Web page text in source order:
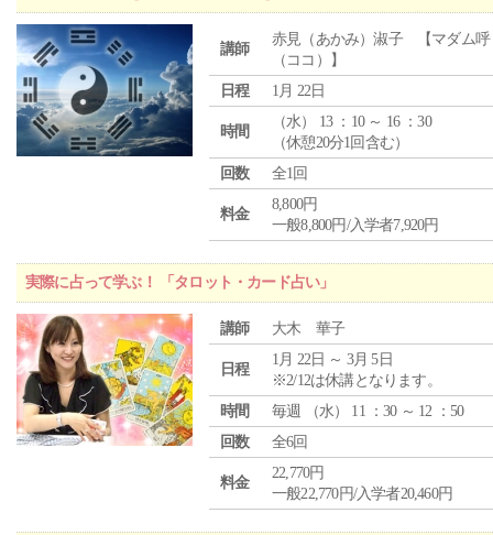
講師
赤見（あかみ）淑子 【マダム呼
（ココ）】
日程
1月 22日
時間
（水） 13 ：10 ～ 16 ：30
（休憩20分1回含む）
回数
全1回
料金
8,800円
一般8,800円/入学者7,920円
実際に占って学ぶ！ 「タロット・カード占い」
講師 大木 華子
日程
1月 22日 ～ 3月 5日
※2/12は休講となります。
時間
毎週 （水） 11 ：30 ～ 12 ：50
回数
全6回
料金
22,770円
一般22,770円/入学者20,460円